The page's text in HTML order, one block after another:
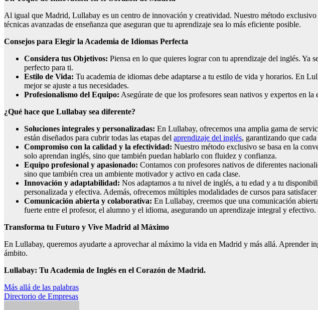
Al igual que Madrid, Lullabay es un centro de innovación y creatividad. Nuestro método
técnicas avanzadas de enseñanza que aseguran que tu aprendizaje sea lo más eficiente posible.
Consejos para Elegir la Academia de Idiomas Perfecta
Considera tus Objetivos: Piensa en lo que quieres lograr con tu aprendizaje del inglés. Ya
perfecto para ti.
Estilo de Vida: Tu academia de idiomas debe adaptarse a tu estilo de vida y horarios. En
mejor se ajuste a tus necesidades.
Profesionalismo del Equipo: Asegúrate de que los profesores sean nativos y expertos en
¿Qué hace que Lullabay sea diferente?
Soluciones integrales y personalizadas: En Lullabay, ofrecemos una amplia gama de
están diseñados para cubrir todas las etapas del aprendizaje del inglés, garantizando que
Compromiso con la calidad y la efectividad: Nuestro método exclusivo se basa en la
solo aprendan inglés, sino que también puedan hablarlo con fluidez y confianza.
Equipo profesional y apasionado: Contamos con profesores nativos de diferentes
sino que también crea un ambiente motivador y activo en cada clase.
Innovación y adaptabilidad: Nos adaptamos a tu nivel de inglés, a tu edad y a tu
personalizada y efectiva. Además, ofrecemos múltiples modalidades de cursos para
Comunicación abierta y colaborativa: En Lullabay, creemos que una comunicación
fuerte entre el profesor, el alumno y el idioma, asegurando un aprendizaje integral y efectivo.
Transforma tu Futuro y Vive Madrid al Máximo
En Lullabay, queremos ayudarte a aprovechar al máximo la vida en Madrid y más allá. Aprender
ámbito.
Lullabay: Tu Academia de Inglés en el Corazón de Madrid.
Navegación
de
Más allá de las palabras
Directorio de Empresas